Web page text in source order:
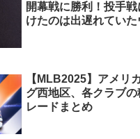
開幕戦に勝利！投手
けたのは出遅れていた
【MLB2025】アメリ
グ西地区、各クラブの
レードまとめ